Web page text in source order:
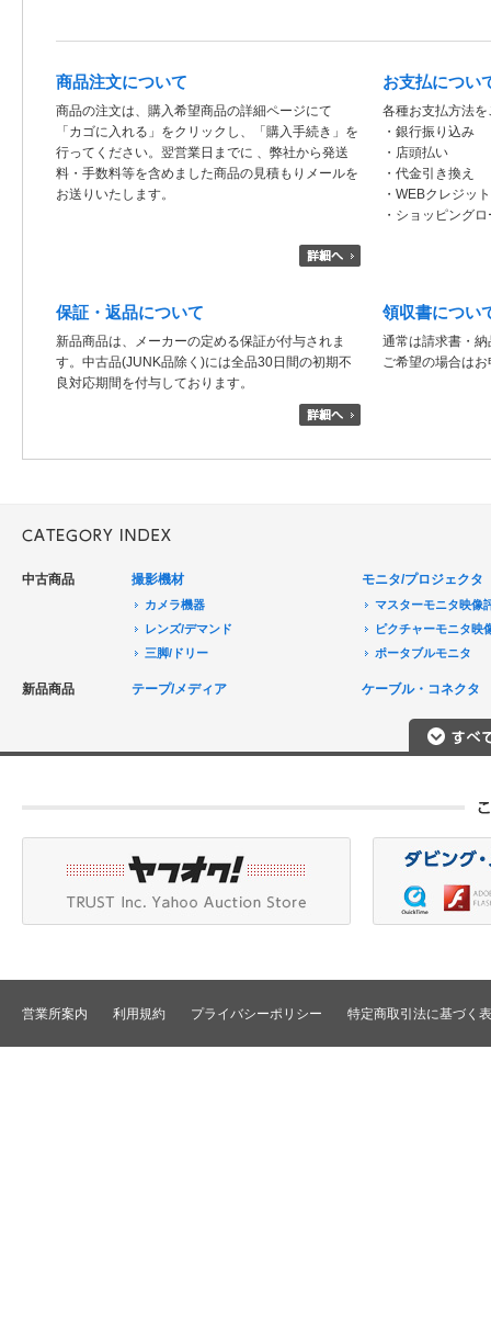
商品注文について
商品の注文は、購入希望商品の詳細ページにて
「カゴに入れる」をクリックし、「購入手続き」を
行ってください。翌営業日までに 、弊社から発送
料・手数料等を含めました商品の見積もりメールを
お送りいたします。
お支払につい
各種お支払方法
・銀行振り込み
・店頭払い
・代金引き換え
・WEBクレジッ
・ショッピング
保証・返品について
新品商品は、メーカーの定める保証が付与されま
す。中古品(JUNK品除く)には全品30日間の初期不
良対応期間を付与しております。
領収書につい
通常は請求書・
ご希望の場合は
中古商品 撮影機材
カメラ機器
レンズ/デマンド
三脚/ドリー
ポータブルレコーダ
SD仕様VTR
HD仕様VTR
メモリーレコーダ/ディスクレコー
VTRインターフェース/アクセサリ
モニタ/プロジェクタ
マスターモニタ映像
ピクチャーモニタ映
ポータブルモニタ
プロジェクタ
プロジェクタアクセ
スイッチャ
編集コントローラ
コンバータ
TBC/FS
新品商品 テープ/メディア
DLT/LTO
ケーブル・コネクタ
営業所案内 利用規約 プライバシーポリシー 特定商取引法に基づく